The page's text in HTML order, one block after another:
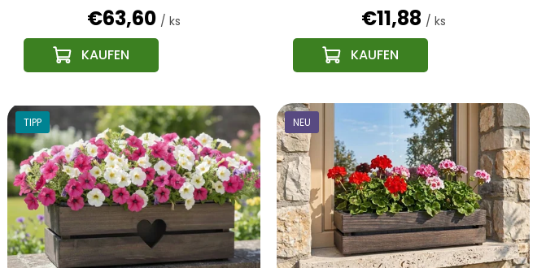
€63,60 / ks €11,88 / ks
TIPP NEU